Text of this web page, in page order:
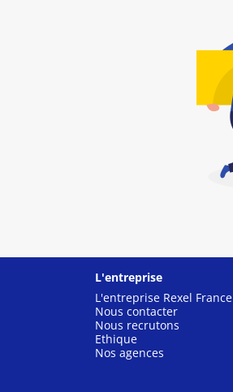
L'entreprise
L'entreprise Rexel France
Nous contacter
Nous recrutons
Ethique
Nos agences